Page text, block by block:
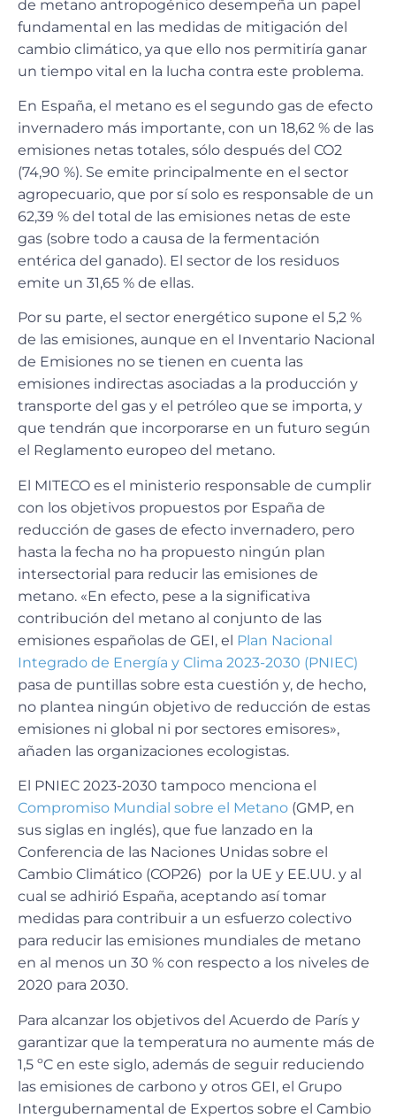
de metano antropogénico desempeña un papel
fundamental en las medidas de mitigación del
cambio climático, ya que ello nos permitiría ganar
un tiempo vital en la lucha contra este problema.
En España, el metano es el segundo gas de efecto
invernadero más importante, con un 18,62 % de las
emisiones netas totales, sólo después del CO2
(74,90 %). Se emite principalmente en el sector
agropecuario, que por sí solo es responsable de un
62,39 % del total de las emisiones netas de este
gas (sobre todo a causa de la fermentación
entérica del ganado). El sector de los residuos
emite un 31,65 % de ellas.
Por su parte, el sector energético supone el 5,2 %
de las emisiones, aunque en el Inventario Nacional
de Emisiones no se tienen en cuenta las
emisiones indirectas asociadas a la producción y
transporte del gas y el petróleo que se importa, y
que tendrán que incorporarse en un futuro según
el Reglamento europeo del metano.
El MITECO es el ministerio responsable de cumplir
con los objetivos propuestos por España de
reducción de gases de efecto invernadero, pero
hasta la fecha no ha propuesto ningún plan
intersectorial para reducir las emisiones de
metano. «En efecto, pese a la significativa
contribución del metano al conjunto de las
emisiones españolas de GEI, el Plan Nacional
Integrado de Energía y Clima 2023-2030 (PNIEC)
pasa de puntillas sobre esta cuestión y, de hecho,
no plantea ningún objetivo de reducción de estas
emisiones ni global ni por sectores emisores»,
añaden las organizaciones ecologistas.
El PNIEC 2023-2030 tampoco menciona el
Compromiso Mundial sobre el Metano (GMP, en
sus siglas en inglés), que fue lanzado en la
Conferencia de las Naciones Unidas sobre el
Cambio Climático (COP26) por la UE y EE.UU. y al
cual se adhirió España, aceptando así tomar
medidas para contribuir a un esfuerzo colectivo
para reducir las emisiones mundiales de metano
en al menos un 30 % con respecto a los niveles de
2020 para 2030.
Para alcanzar los objetivos del Acuerdo de París y
garantizar que la temperatura no aumente más de
1,5 ºC en este siglo, además de seguir reduciendo
las emisiones de carbono y otros GEI, el Grupo
Intergubernamental de Expertos sobre el Cambio